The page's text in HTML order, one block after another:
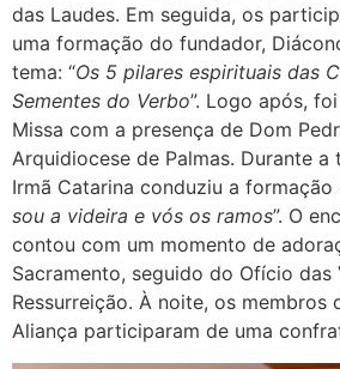
das Laudes. Em seguida, os
uma formação do fundador,
tema: “Os 5 pilares espirituais das
Sementes do Verbo”. Logo após,
Missa com a presença de Dom
Arquidiocese de Palmas. Durante a
Irmã Catarina conduziu a formação
sou a videira e vós os ramos”. O
contou com um momento de
Sacramento, seguido do Ofício das
Ressurreição. À noite, os membros
Aliança participaram de uma